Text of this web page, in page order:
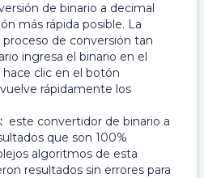
de binario a decimal
más rápida posible. La
de conversión tan
ingresa el binario en el
clic en el botón
rápidamente los
este convertidor de binario a
que son 100%
algoritmos de esta
resultados sin errores para